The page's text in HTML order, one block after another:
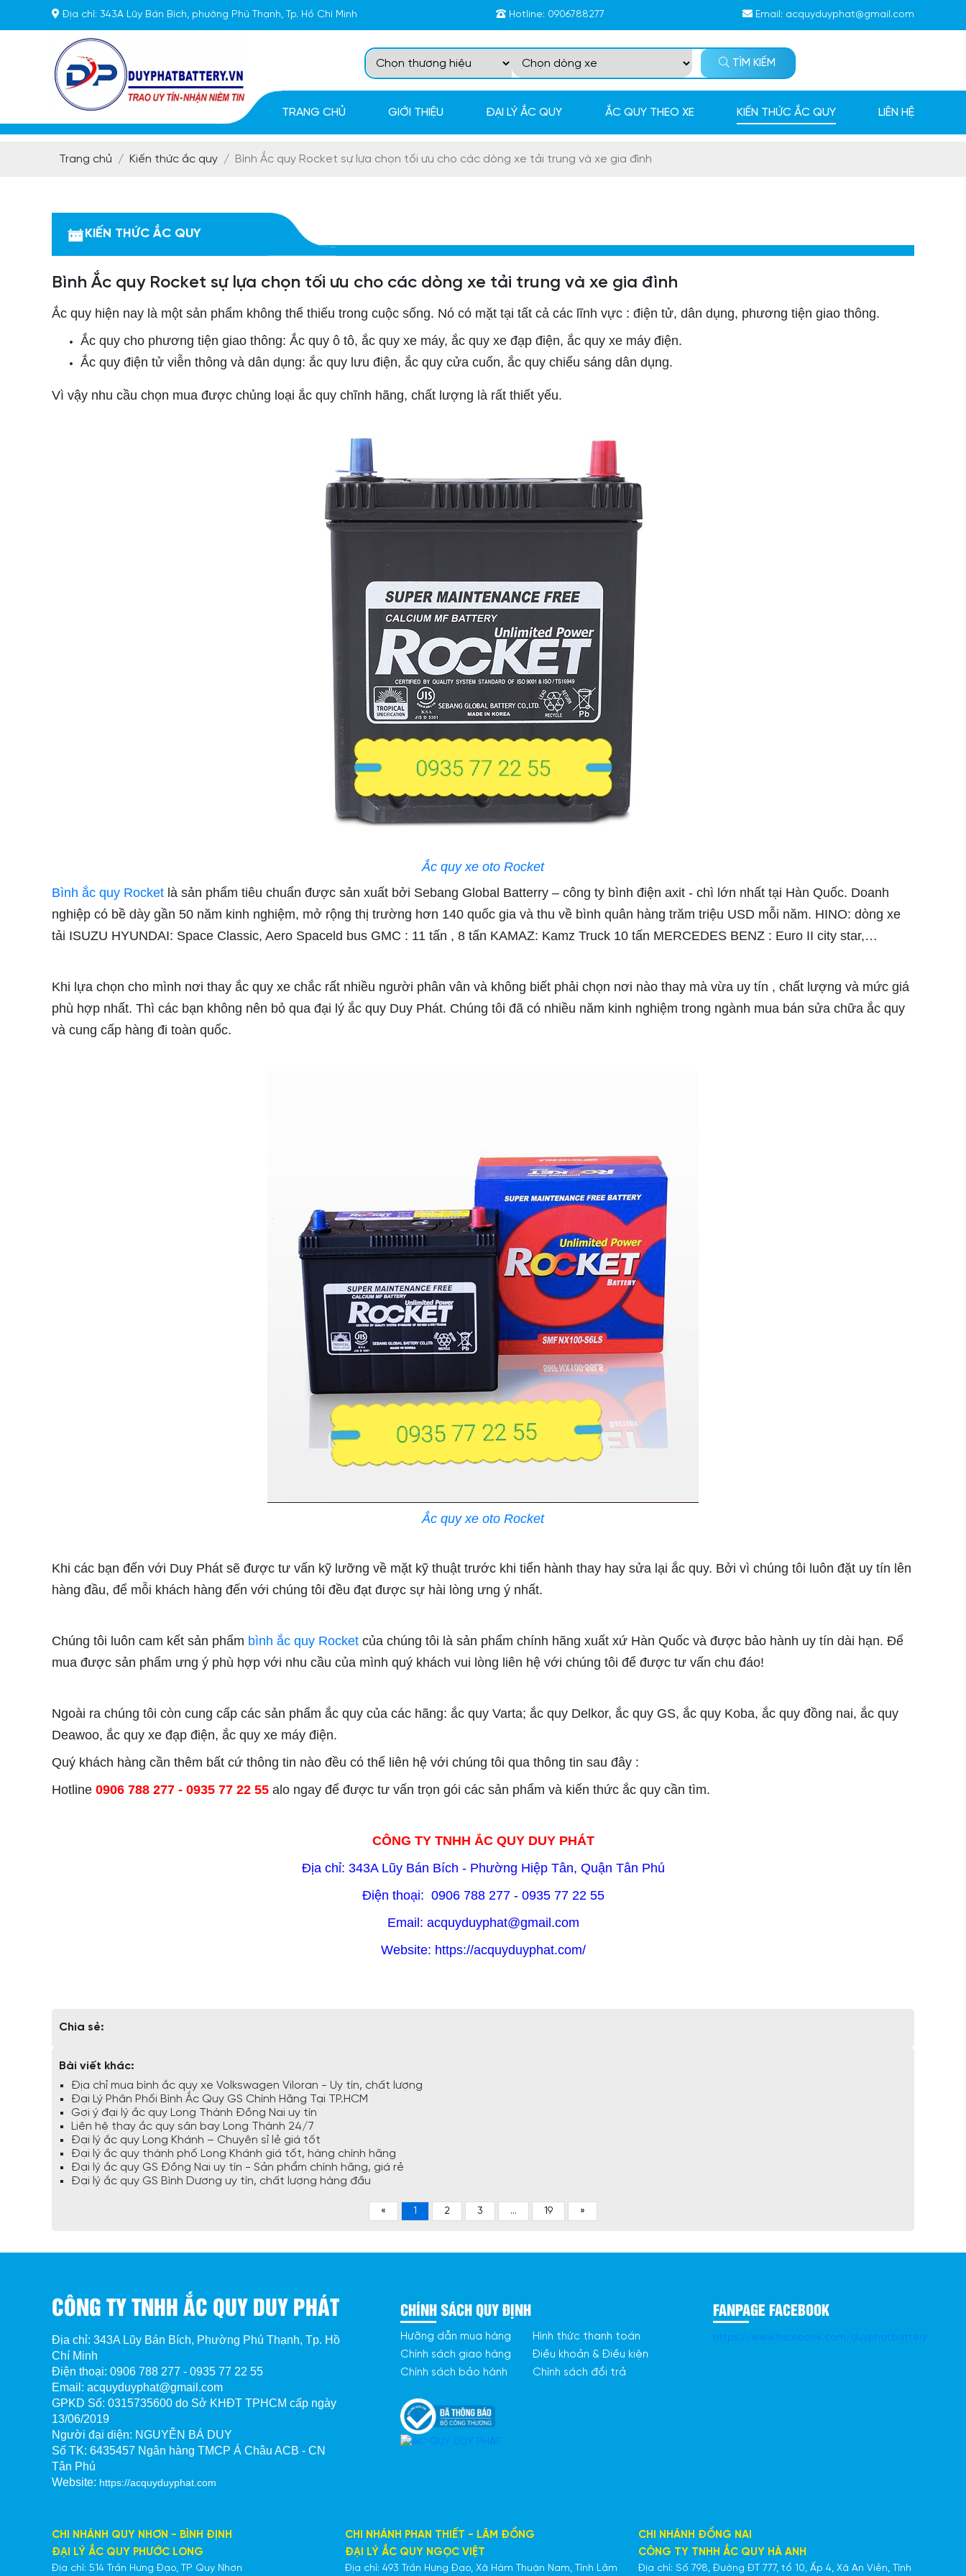
Địa chỉ: 343A Lũy Bán Bích, phường Phú Thạnh, Tp. Hồ Chí Minh Hotline: 0906788277 Email: acquyduyphat@gmail.com
TÌM KIẾM
TRANG CHỦ GIỚI THIỆU ĐẠI LÝ ẮC QUY ẮC QUY THEO XE KIẾN THỨC ẮC QUY LIÊN HỆ
Trang chủ Kiến thức ắc quy Bình Ắc quy Rocket sự lựa chọn tối ưu cho các dòng xe tải trung và xe gia đình
KIẾN THỨC ẮC QUY
Bình Ắc quy Rocket sự lựa chọn tối ưu cho các dòng xe tải trung và xe gia đình
Ắc quy hiện nay là một sản phẩm không thể thiếu trong cuộc sống. Nó có mặt tại tất cả các lĩnh vực : điện tử, dân dụng, phương tiện giao thông.
Ắc quy cho phương tiện giao thông: Ắc quy ô tô, ắc quy xe máy, ắc quy xe đạp điện, ắc quy xe máy điện.
Ắc quy điện tử viễn thông và dân dụng: ắc quy lưu điện, ắc quy cửa cuốn, ắc quy chiếu sáng dân dụng.
Vì vậy nhu cầu chọn mua được chủng loại ắc quy chĩnh hãng, chất lượng là rất thiết yếu.
Ắc quy xe oto Rocket
Bình ắc quy Rocket là sản phẩm tiêu chuẩn được sản xuất bởi Sebang Global Batterry – công ty bình điện axit - chì lớn nhất tại Hàn Quốc. Doanh
nghiệp có bề dày gần 50 năm kinh nghiệm, mở rộng thị trường hơn 140 quốc gia và thu về bình quân hàng trăm triệu USD mỗi năm. HINO: dòng xe
tải ISUZU HYUNDAI: Space Classic, Aero Spaceld bus GMC : 11 tấn , 8 tấn KAMAZ: Kamz Truck 10 tấn MERCEDES BENZ : Euro II city star,…
Khi lựa chọn cho mình nơi thay ắc quy xe chắc rất nhiều người phân vân và không biết phải chọn nơi nào thay mà vừa uy tín , chất lượng và mức giá
phù hợp nhất. Thì các bạn không nên bỏ qua đại lý ắc quy Duy Phát. Chúng tôi đã có nhiều năm kinh nghiệm trong ngành mua bán sửa chữa ắc quy
và cung cấp hàng đi toàn quốc.
Ắc quy xe oto Rocket
Khi các bạn đến với Duy Phát sẽ được tư vấn kỹ lưỡng về mặt kỹ thuật trước khi tiến hành thay hay sửa lại ắc quy. Bởi vì chúng tôi luôn đặt uy tín lên
hàng đầu, để mỗi khách hàng đến với chúng tôi đều đạt được sự hài lòng ưng ý nhất.
Chúng tôi luôn cam kết sản phẩm bình ắc quy Rocket của chúng tôi là sản phẩm chính hãng xuất xứ Hàn Quốc và được bảo hành uy tín dài hạn. Để
mua được sản phẩm ưng ý phù hợp với nhu cầu của mình quý khách vui lòng liên hệ với chúng tôi để được tư vấn chu đáo!
Ngoài ra chúng tôi còn cung cấp các sản phẩm ắc quy của các hãng: ắc quy Varta; ắc quy Delkor, ắc quy GS, ắc quy Koba, ắc quy đồng nai, ắc quy
Deawoo, ắc quy xe đạp điện, ắc quy xe máy điện.
Quý khách hàng cần thêm bất cứ thông tin nào đều có thể liên hệ với chúng tôi qua thông tin sau đây :
Hotline 0906 788 277 - 0935 77 22 55 alo ngay để được tư vấn trọn gói các sản phẩm và kiến thức ắc quy cần tìm.
CÔNG TY TNHH ẮC QUY DUY PHÁT
Địa chỉ: 343A Lũy Bán Bích - Phường Hiệp Tân, Quận Tân Phú
Điện thoại: 0906 788 277 - 0935 77 22 55
Email: acquyduyphat@gmail.com
Website: https://acquyduyphat.com/
Chia sẻ:
Bài viết khác:
Địa chỉ mua bình ắc quy xe Volkswagen Viloran - Uy tín, chất lượng
Đại Lý Phân Phối Bình Ắc Quy GS Chính Hãng Tại TP.HCM
Gợi ý đại lý ắc quy Long Thành Đồng Nai uy tín
Liên hệ thay ắc quy sân bay Long Thành 24/7
Đại lý ắc quy Long Khánh – Chuyên sỉ lẻ giá tốt
Đại lý ắc quy thành phố Long Khánh giá tốt, hàng chính hãng
Đại lý ắc quy GS Đồng Nai uy tín - Sản phẩm chính hãng, giá rẻ
Đại lý ắc quy GS Bình Dương uy tín, chất lượng hàng đầu
« 1 2 3 ... 19 »
CÔNG TY TNHH ẮC QUY DUY PHÁT
Địa chỉ: 343A Lũy Bán Bích, Phường Phú Thạnh, Tp. Hồ
Chí Minh
Điện thoại: 0906 788 277 - 0935 77 22 55
Email: acquyduyphat@gmail.com
GPKD Số: 0315735600 do Sở KHĐT TPHCM cấp ngày
13/06/2019
Người đại diện: NGUYỄN BÁ DUY
Số TK: 6435457 Ngân hàng TMCP Á Châu ACB - CN
Tân Phú
Website: https://acquyduyphat.com
CHÍNH SÁCH QUY ĐỊNH
Hưỡng dẫn mua hàng
Hình thức thanh toán
Chính sách giao hàng
Điều khoản & Điều kiện
Chính sách bảo hành
Chính sách đổi trả
FANPAGE FACEBOOK
https://www.facebook.com/duyphatbattery
CHI NHÁNH QUY NHƠN - BÌNH ĐỊNH
ĐẠI LÝ ẮC QUY PHƯỚC LONG
Địa chỉ: 514 Trần Hưng Đạo, TP Quy Nhơn
CHI NHÁNH PHAN THIẾT - LÂM ĐỒNG
ĐẠI LÝ ẮC QUY NGỌC VIỆT
Địa chỉ: 493 Trần Hưng Đạo, Xã Hàm Thuận Nam, Tỉnh Lâm
CHI NHÁNH ĐỒNG NAI
CÔNG TY TNHH ẮC QUY HÀ ANH
Địa chỉ: Số 798, Đường ĐT 777, tổ 10, Ấp 4, Xã An Viễn, Tỉnh